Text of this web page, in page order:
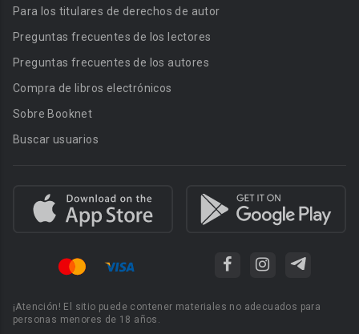
Para los titulares de derechos de autor
Preguntas frecuentes de los lectores
Preguntas frecuentes de los autores
Compra de libros electrónicos
Sobre Booknet
Buscar usuarios
¡Atención! El sitio puede contener materiales no adecuados para
personas menores de 18 años.